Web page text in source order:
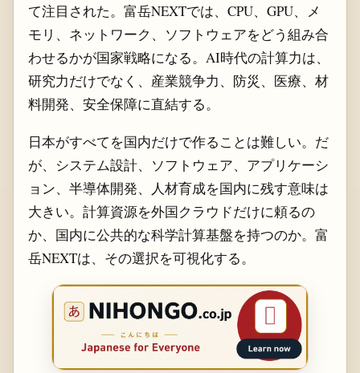
て注目された。富岳NEXTでは、CPU、GPU、メ
モリ、ネットワーク、ソフトウェアをどう組み合
わせるかが国家戦略になる。AI時代の計算力は、
研究力だけでなく、産業競争力、防災、医療、材
料開発、安全保障に直結する。
日本がすべてを国内だけで作ることは難しい。だ
が、システム設計、ソフトウェア、アプリケーシ
ョン、半導体開発、人材育成を国内に残す意味は
大きい。計算資源を外国クラウドだけに頼るの
か、国内に公共的な科学計算基盤を持つのか。富
岳NEXTは、その選択を可視化する。